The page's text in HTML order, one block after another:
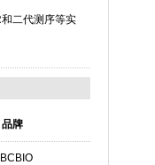
二代测序等实
品牌